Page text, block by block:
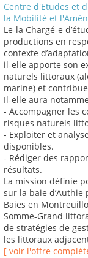
Centre d'Etudes et
la Mobilité et
Le-la Chargé-e
productions en
contexte
il-elle apporte son
naturels littoraux
marine) et
Il-elle aura
- Accompagner les
risques naturels
- Exploiter et
disponibles.
- Rédiger des
résultats.
La mission définie
sur la baie d’Authie
Baies en
Somme-Grand
de stratégies de
les littoraux
[ voir l'offre